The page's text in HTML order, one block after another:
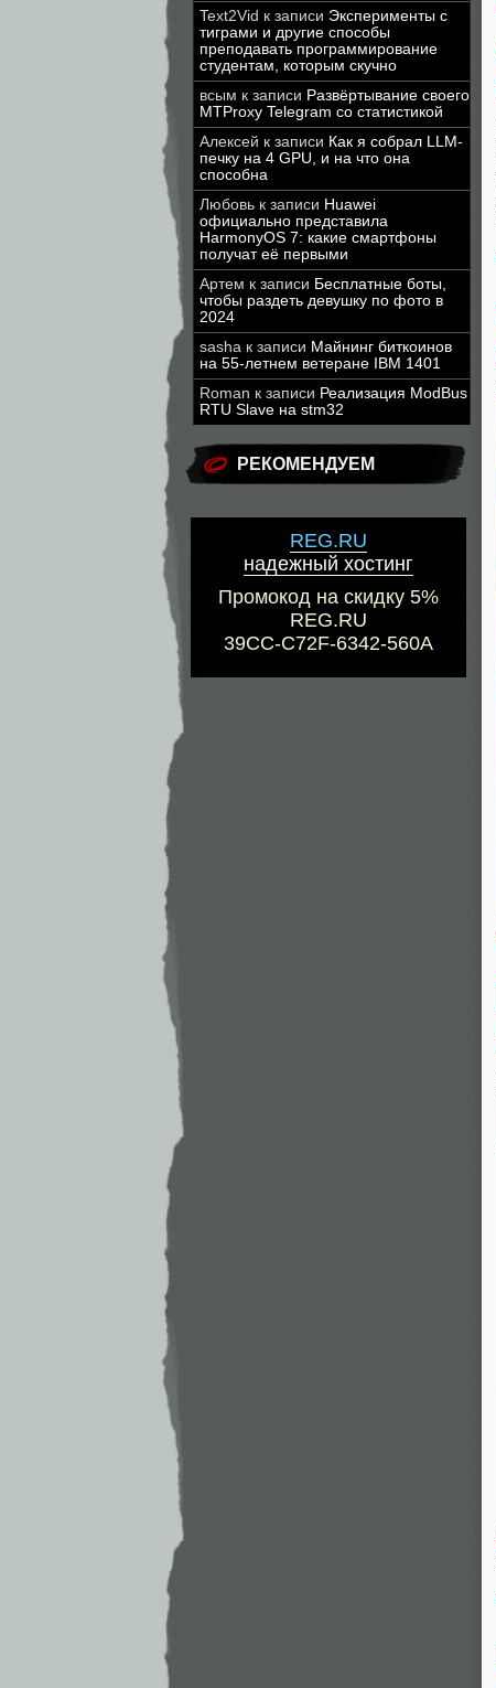
Text2Vid к записи Эксперименты с
тиграми и другие способы
преподавать программирование
студентам, которым скучно
всым к записи Развёртывание своего
MTProxy Telegram со статистикой
Алексей к записи Как я собрал LLM-
печку на 4 GPU, и на что она
способна
Любовь к записи Huawei
официально представила
HarmonyOS 7: какие смартфоны
получат её первыми
Артем к записи Бесплатные боты,
чтобы раздеть девушку по фото в
2024
sasha к записи Майнинг биткоинов
на 55-летнем ветеране IBM 1401
Roman к записи Реализация ModBus
RTU Slave на stm32
РЕКОМЕНДУЕМ
REG.RU
надежный хостинг
Промокод на скидку 5%
REG.RU
39CC-C72F-6342-560A